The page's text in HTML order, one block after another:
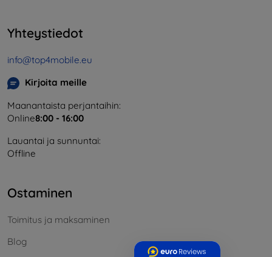
Yhteystiedot
info@top4mobile.eu
Kirjoita meille
Maanantaista perjantaihin:
Online8:00 - 16:00
Lauantai ja sunnuntai:
Offline
Ostaminen
Toimitus ja maksaminen
Blog